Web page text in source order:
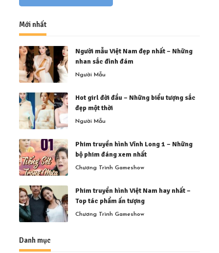
Mới nhất
Người mẫu Việt Nam đẹp nhất – Những
nhan sắc đình đám
Người Mẫu
Hot girl đời đầu – Những biểu tượng sắc
đẹp một thời
Người Mẫu
Phim truyền hình Vĩnh Long 1 – Những
bộ phim đáng xem nhất
Chương Trình Gameshow
Phim truyền hình Việt Nam hay nhất –
Top tác phẩm ấn tượng
Chương Trình Gameshow
Danh mục